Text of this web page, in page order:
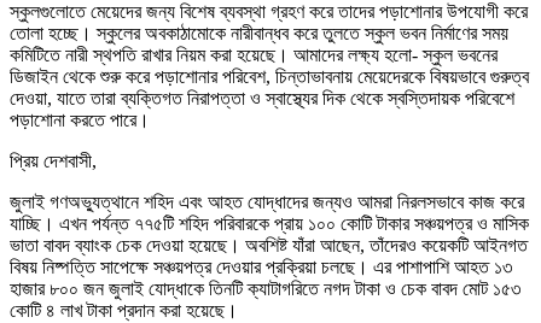
স্কুলগুলোতে মেয়েদের জন্য বিশেষ ব্যবস্থা গ্রহণ করে তাদের পড়াশোনার উপযোগী করে
তোলা হচ্ছে। স্কুলের অবকাঠামোকে নারীবান্ধব করে তুলতে স্কুল ভবন নির্মাণের সময়
কমিটিতে নারী স্থপতি রাখার নিয়ম করা হয়েছে। আমাদের লক্ষ্য হলো- স্কুল ভবনের
ডিজাইন থেকে শুরু করে পড়াশোনার পরিবেশ, চিন্তাভাবনায় মেয়েদেরকে বিষয়ভাবে গুরুত্ব
দেওয়া, যাতে তারা ব্যক্তিগত নিরাপত্তা ও স্বাস্থ্যের দিক থেকে স্বস্তিদায়ক পরিবেশে
পড়াশোনা করতে পারে।
প্রিয় দেশবাসী,
জুলাই গণঅভ্যুত্থানে শহিদ এবং আহত যোদ্ধাদের জন্যও আমরা নিরলসভাবে কাজ করে
যাচ্ছি। এখন পর্যন্ত ৭৭৫টি শহিদ পরিবারকে প্রায় ১০০ কোটি টাকার সঞ্চয়পত্র ও মাসিক
ভাতা বাবদ ব্যাংক চেক দেওয়া হয়েছে। অবশিষ্ট যাঁরা আছেন, তাঁদেরও কয়েকটি আইনগত
বিষয় নিষ্পত্তি সাপেক্ষে সঞ্চয়পত্র দেওয়ার প্রক্রিয়া চলছে। এর পাশাপাশি আহত ১৩
হাজার ৮০০ জন জুলাই যোদ্ধাকে তিনটি ক্যাটাগরিতে নগদ টাকা ও চেক বাবদ মোট ১৫৩
কোটি ৪ লাখ টাকা প্রদান করা হয়েছে।